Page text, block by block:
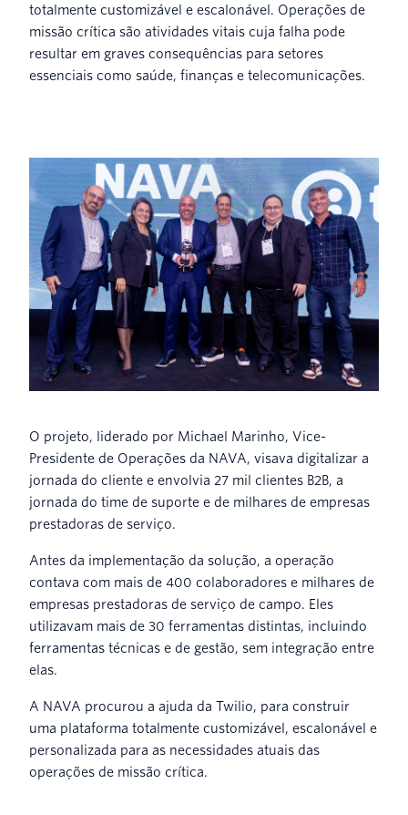
totalmente customizável e escalonável. Operações de
missão crítica são atividades vitais cuja falha pode
resultar em graves consequências para setores
essenciais como saúde, finanças e telecomunicações.
O projeto, liderado por Michael Marinho, Vice-
Presidente de Operações da NAVA, visava digitalizar a
jornada do cliente e envolvia 27 mil clientes B2B, a
jornada do time de suporte e de milhares de empresas
prestadoras de serviço.
Antes da implementação da solução, a operação
contava com mais de 400 colaboradores e milhares de
empresas prestadoras de serviço de campo. Eles
utilizavam mais de 30 ferramentas distintas, incluindo
ferramentas técnicas e de gestão, sem integração entre
elas.
A NAVA procurou a ajuda da Twilio, para construir
uma plataforma totalmente customizável, escalonável e
personalizada para as necessidades atuais das
operações de missão crítica.